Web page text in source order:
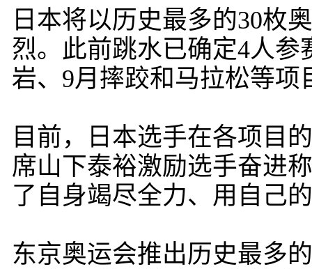
日本将以历史最多的30枚
烈。此前跳水已确定4人
岩、9月摔跤和马拉松等
目前，日本选手在各项目
席山下泰裕激励选手奋进
了自身竭尽全力、用自己
东京奥运会推出历史最多